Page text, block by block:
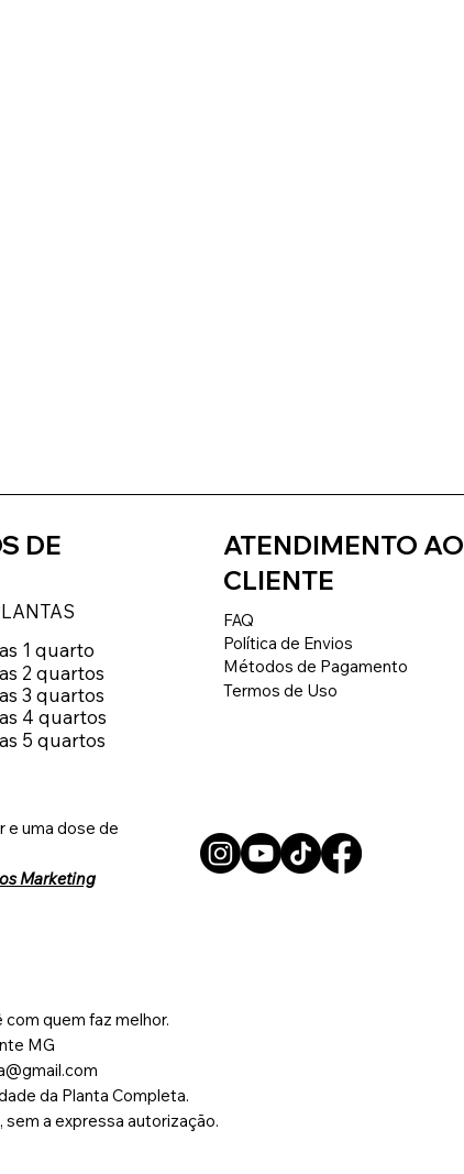
DE
1 quarto
2 quartos
3 quartos
4 quartos
5 quartos
ATENDIMENTO AO
CLIENTE
FAQ
Política de Envios
Métodos de Pagamento
Termos de Uso
e uma dose de
Marketing
quem faz melhor.
MG
da Planta Completa.
sem a expressa autorização.